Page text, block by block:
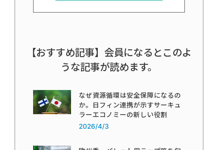
【おすすめ記事】会員になるとこのよ
うな記事が読めます。
なぜ資源循環は安全保障になるの
か。日フィン連携が示すサーキュ
ラーエコノミーの新しい役割
2026/4/3